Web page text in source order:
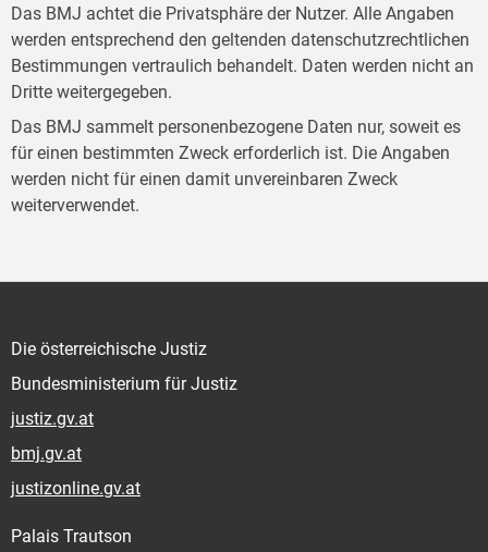
Das BMJ achtet die Privatsphäre der Nutzer. Alle Angaben
werden entsprechend den geltenden datenschutzrechtlichen
Bestimmungen vertraulich behandelt. Daten werden nicht an
Dritte weitergegeben.
Das BMJ sammelt personenbezogene Daten nur, soweit es
für einen bestimmten Zweck erforderlich ist. Die Angaben
werden nicht für einen damit unvereinbaren Zweck
weiterverwendet.
Die österreichische Justiz
Bundesministerium für Justiz
justiz.gv.at
bmj.gv.at
justizonline.gv.at
Palais Trautson